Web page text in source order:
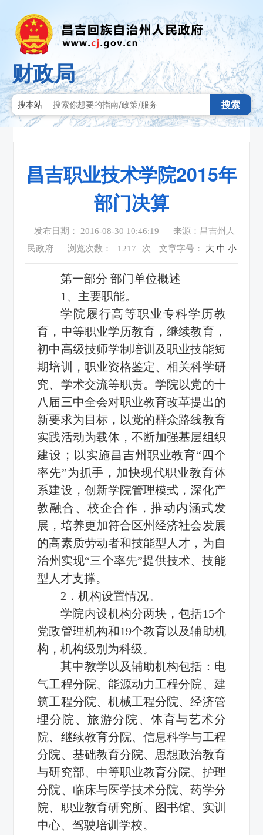
财政局
搜本站 搜索
昌吉职业技术学院2015年
部门决算
发布日期： 2016-08-30 10:46:19
来源：昌吉州人
民政府
浏览次数： 1217 次 文章字号： 大 中 小
第一部分 部门单位概述
1、主要职能。
学院履行高等职业专科学历教
育，中等职业学历教育，继续教育，
初中高级技师学制培训及职业技能短
期培训，职业资格鉴定、相关科学研
究、学术交流等职责。学院以党的十
八届三中全会对职业教育改革提出的
新要求为目标，以党的群众路线教育
实践活动为载体，不断加强基层组织
建设；以实施昌吉州职业教育“四个
率先”为抓手，加快现代职业教育体
系建设，创新学院管理模式，深化产
教融合、校企合作，推动内涵式发
展，培养更加符合区州经济社会发展
的高素质劳动者和技能型人才，为自
治州实现“三个率先”提供技术、技能
型人才支撑。
2．机构设置情况。
学院内设机构分两块，包括15个
党政管理机构和19个教育以及辅助机
构，机构级别为科级。
其中教学以及辅助机构包括：电
气工程分院、能源动力工程分院、建
筑工程分院、机械工程分院、经济管
理分院、旅游分院、体育与艺术分
院、继续教育分院、信息科学与工程
分院、基础教育分院、思想政治教育
与研究部、中等职业教育分院、护理
分院、临床与医学技术分院、药学分
院、职业教育研究所、图书馆、实训
中心、驾驶培训学校。